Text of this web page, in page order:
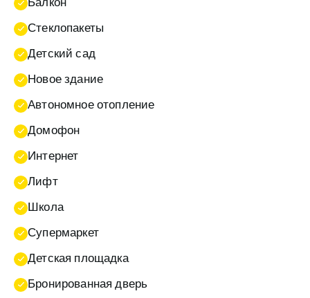
Балкон
Стеклопакеты
Детский сад
Новое здание
Автономное отопление
Домофон
Интернет
Лифт
Школа
Супермаркет
Детская площадка
Бронированная дверь